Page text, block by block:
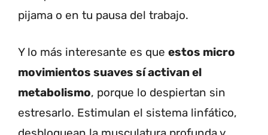
pijama o en tu pausa del trabajo.
Y lo más interesante es que estos micro
movimientos suaves sí activan el
metabolismo, porque lo despiertan sin
estresarlo. Estimulan el sistema linfático,